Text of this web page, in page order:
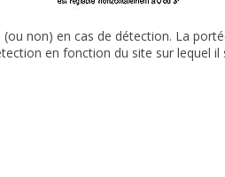
non) en cas de détection. La
en fonction du site sur lequel il